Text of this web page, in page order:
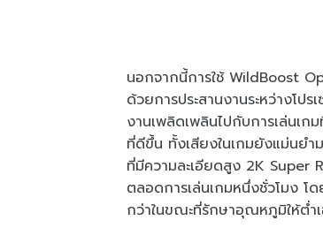
นอกจากนี้การใช้ WildBoost
ด้วยการประสานงานระหว่างโป
งานเพลิดเพลินไปกับการเล่นเ
ที่ดีขึ้น ทั้งเสียงในเกมยังแม่นย
ที่มีความละเอียดสูง 2K Super
ตลอดการเล่นเกมหนึ่งชั่วโมง
กว่าในขณะที่รักษาอุณหภูมิให้ต่ำเ